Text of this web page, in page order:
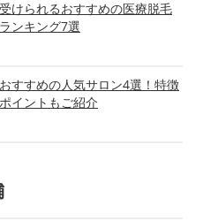
けられるおすすめの医療脱毛
ンキング7選
すすめの人気サロン4選！特徴
イントもご紹介